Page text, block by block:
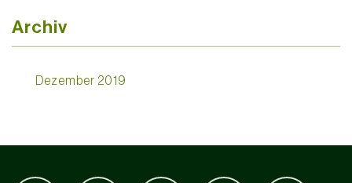
Archiv
Dezember 2019